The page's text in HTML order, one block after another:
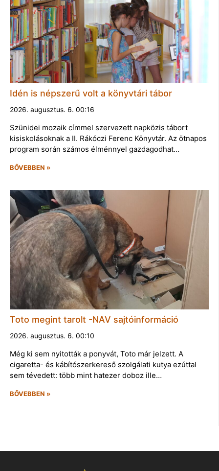
Idén is népszerű volt a könyvtári tábor
2026. augusztus. 6. 00:16
Szünidei mozaik címmel szervezett napközis tábort
kisiskolásoknak a II. Rákóczi Ferenc Könyvtár. Az ötnapos
program során számos élménnyel gazdagodhat…
BŐVEBBEN »
Toto megint tarolt -NAV sajtóinformáció
2026. augusztus. 6. 00:10
Még ki sem nyitották a ponyvát, Toto már jelzett. A
cigaretta- és kábítószerkereső szolgálati kutya ezúttal
sem tévedett: több mint hatezer doboz ille…
BŐVEBBEN »